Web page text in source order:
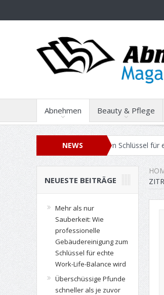
Abnehmen Beauty & Pflege
NEWS
zum Schlüssel für echte
NEUESTE BEITRÄGE
Mehr als nur
Sauberkeit: Wie
professionelle
Gebäudereinigung zum
Schlüssel für echte
Work-Life-Balance wird
Überschüssige Pfunde
schneller als je zuvor